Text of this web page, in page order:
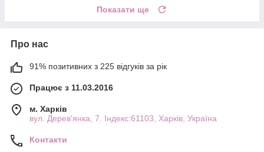
Показати ще
Про нас
91% позитивних з 225 відгуків за рік
Працює з 11.03.2016
м. Харків
вул. Дерев'янка, 7. Індекс:61103, Харків, Україна
Контакти